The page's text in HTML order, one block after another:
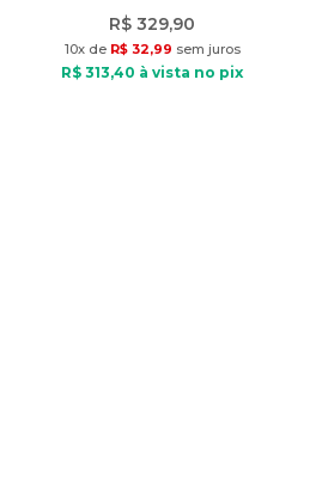
R$ 329,90
10x de R$ 32,99 sem juros
R$ 313,40 à vista no pix